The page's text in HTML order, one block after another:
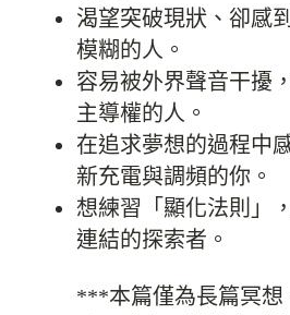
渴望突破現狀、卻感
模糊的人。
容易被外界聲音干擾
主導權的人。
在追求夢想的過程中
新充電與調頻的你。
想練習「顯化法則」
連結的探索者。
***本篇僅為長篇冥想